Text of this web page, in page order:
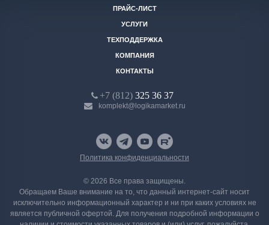
ПРАЙС-ЛИСТ
УСЛУГИ
ТЕХПОДДЕРЖКА
КОМПАНИЯ
КОНТАКТЫ
+7 (812) 325 36 37
komplekt@logikamarket.ru
Политика конфиденциальности
© 2026 Все права защищены.
Обращаем Ваше внимание на то, что данный интернет-сайт носит
исключительно информационный характер и ни при каких условиях не
является публичной офертой. Для получения подробной информации о